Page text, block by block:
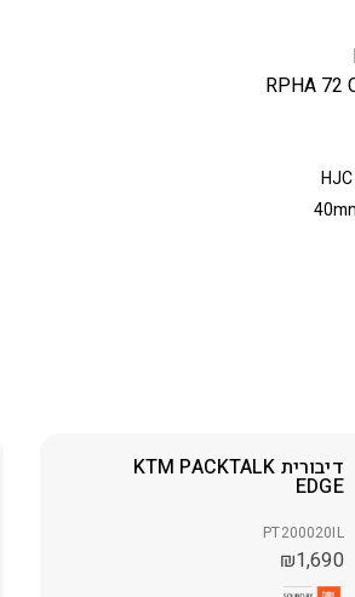
RPHA 72
דיבורית KTM PACKTALK
EDGE
PT200020IL
₪1,690